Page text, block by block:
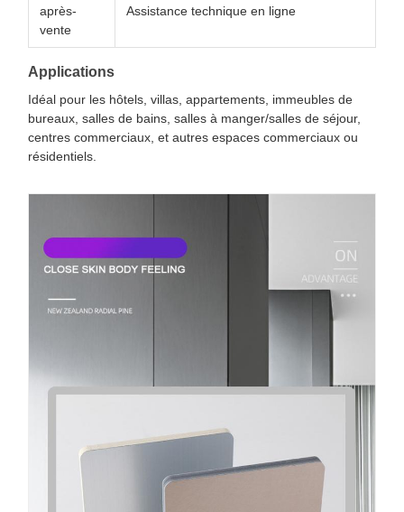
après-
vente
Assistance technique en ligne
Applications
Idéal pour les hôtels, villas, appartements, immeubles de
bureaux, salles de bains, salles à manger/salles de séjour,
centres commerciaux, et autres espaces commerciaux ou
résidentiels.